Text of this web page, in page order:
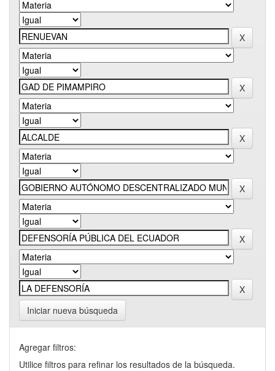
Iniciar nueva búsqueda
Agregar filtros:
Utilice filtros para refinar los resultados de la búsqueda.